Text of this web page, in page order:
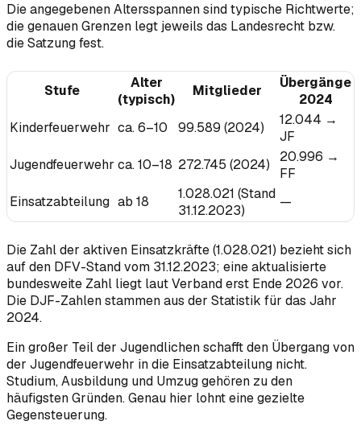
Die angegebenen Altersspannen sind typische Richtwerte;
die genauen Grenzen legt jeweils das Landesrecht bzw.
die Satzung fest.
Stufe
Alter
(typisch)
Mitglieder
Übergänge
2024
Kinderfeuerwehr ca. 6–10 99.589 (2024)
12.044 →
JF
Jugendfeuerwehr ca. 10–18 272.745 (2024)
20.996 →
FF
Einsatzabteilung ab 18
1.028.021 (Stand
31.12.2023)
—
Die Zahl der aktiven Einsatzkräfte (1.028.021) bezieht sich
auf den DFV-Stand vom 31.12.2023; eine aktualisierte
bundesweite Zahl liegt laut Verband erst Ende 2026 vor.
Die DJF-Zahlen stammen aus der Statistik für das Jahr
2024.
Ein großer Teil der Jugendlichen schafft den Übergang von
der Jugendfeuerwehr in die Einsatzabteilung nicht.
Studium, Ausbildung und Umzug gehören zu den
häufigsten Gründen. Genau hier lohnt eine gezielte
Gegensteuerung.